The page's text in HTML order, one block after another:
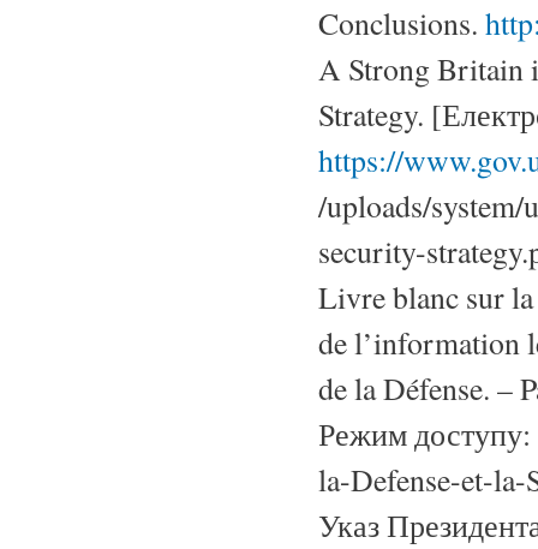
Conclusions.
A Strong Britain
Strategy.
https://
/uploads/
security-
Livre blanc sur
de l’information
de la Défense. –
Режим
la-Defense-et-
Указ